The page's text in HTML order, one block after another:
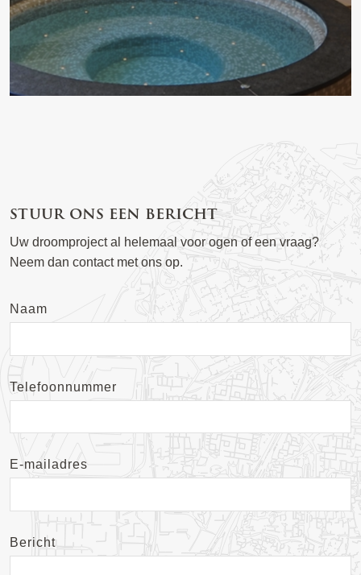
stuur ons een bericht
Uw droomproject al helemaal voor ogen of een vraag?
Neem dan contact met ons op.
Naam
Telefoonnummer
E-mailadres
Bericht